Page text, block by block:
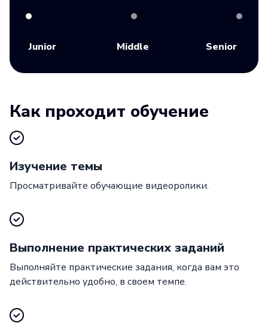
Junior Middle Senior
Как проходит обучение
Изучение темы
Просматривайте обучающие видеоролики.
Выполнение практических заданий
Выполняйте практические задания, когда вам это
действительно удобно, в своем темпе.